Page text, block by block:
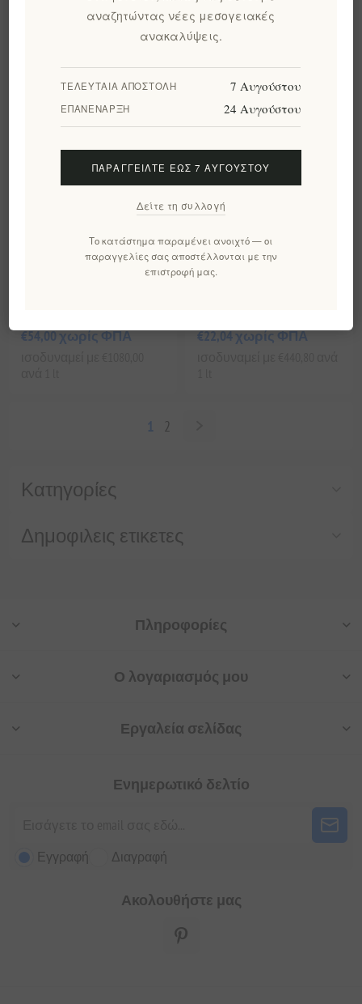
Κατηγορίες
Δημοφιλεις ετικετες
€24,92 χωρίς ΦΠΑ
ισοδυναμεί με €498,40 ανά
€39,00 χωρίς ΦΠΑ
ισοδυναμεί με €1950,00
ανά 1 lt
Labbok Κρέμα Ημέρας
€54,00 χωρίς ΦΠΑ
Labbok Κρέμα Ημέρας
Ενυδάτωση και Λάμψη
€22,04 χωρίς ΦΠΑ
1 2
Πληροφορίες
Ο λογαριασμός μου
Εργαλεία σελίδας
Ενημερωτικό δελτίο
Εγγραφή Διαγραφή
Ακολουθήστε μας
αναζητώντας νέες μεσογειακές
ανακαλύψεις.
ΤΕΛΕΥΤΑΊΑ ΑΠΟΣΤΟΛΉ 7 Αυγούστου
ΕΠΑΝΈΝΑΡΞΗ 24 Αυγούστου
ΠΑΡΑΓΓΕΊΛΤΕ ΈΩΣ 7 ΑΥΓΟΎΣΤΟΥ
Δείτε τη συλλογή
Το κατάστημα παραμένει ανοιχτό — οι
παραγγελίες σας αποστέλλονται με την
επιστροφή μας.